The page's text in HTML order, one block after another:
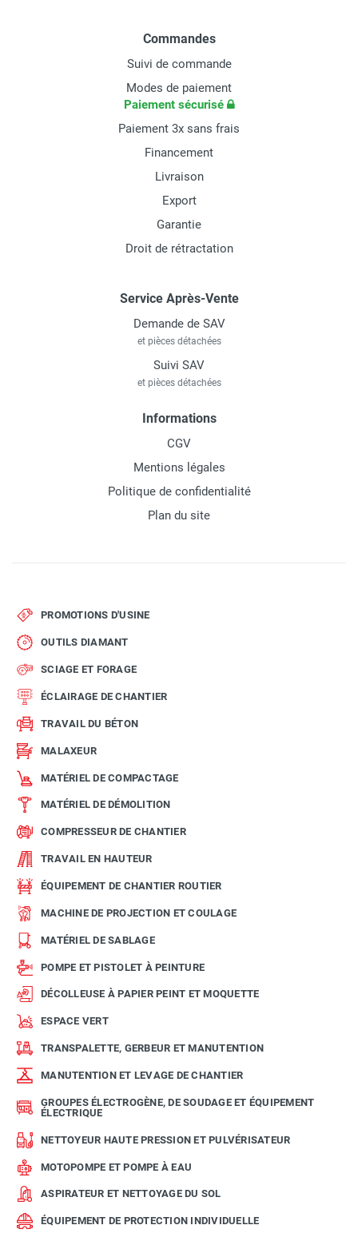
Commandes
Suivi de commande
Modes de paiement
Paiement sécurisé
Paiement 3x sans frais
Financement
Livraison
Export
Garantie
Droit de rétractation
Service Après-Vente
Demande de SAV
et pièces détachées
Suivi SAV
et pièces détachées
Informations
CGV
Mentions légales
Politique de confidentialité
Plan du site
PROMOTIONS D'USINE
OUTILS DIAMANT
SCIAGE ET FORAGE
ÉCLAIRAGE DE CHANTIER
TRAVAIL DU BÉTON
MALAXEUR
MATÉRIEL DE COMPACTAGE
MATÉRIEL DE DÉMOLITION
COMPRESSEUR DE CHANTIER
TRAVAIL EN HAUTEUR
ÉQUIPEMENT DE CHANTIER ROUTIER
MACHINE DE PROJECTION ET COULAGE
MATÉRIEL DE SABLAGE
POMPE ET PISTOLET À PEINTURE
DÉCOLLEUSE À PAPIER PEINT ET MOQUETTE
ESPACE VERT
TRANSPALETTE, GERBEUR ET MANUTENTION
MANUTENTION ET LEVAGE DE CHANTIER
GROUPES ÉLECTROGÈNE, DE SOUDAGE ET ÉQUIPEMENT
ÉLECTRIQUE
NETTOYEUR HAUTE PRESSION ET PULVÉRISATEUR
MOTOPOMPE ET POMPE À EAU
ASPIRATEUR ET NETTOYAGE DU SOL
ÉQUIPEMENT DE PROTECTION INDIVIDUELLE